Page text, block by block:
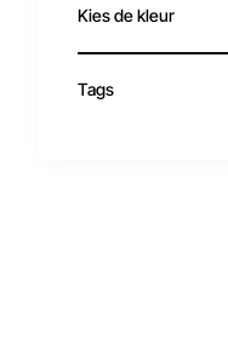
Kies de kleur
Tags